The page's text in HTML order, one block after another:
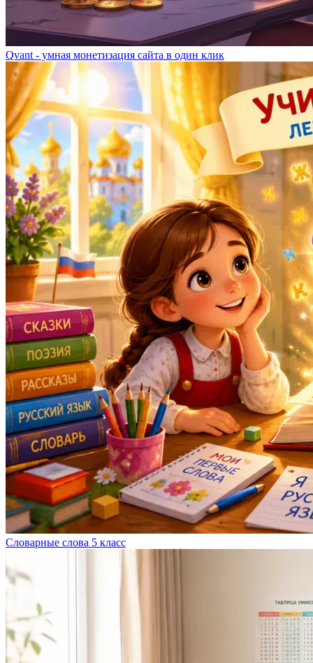
Qvant - умная монетизация сайта в один клик
Словарные слова 5 класс